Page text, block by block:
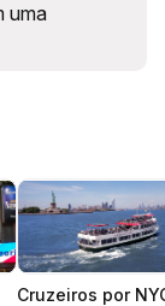
uma
Cruzeiros por